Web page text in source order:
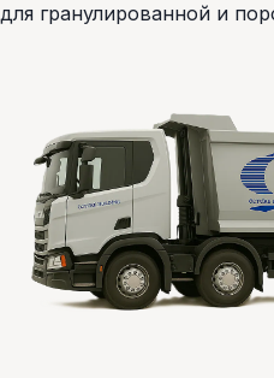
для гранулированной и